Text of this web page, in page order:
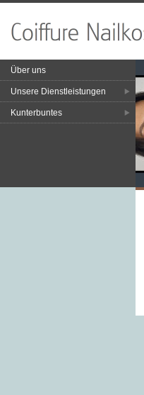
Über uns
Unsere Dienstleistungen
Kunterbuntes